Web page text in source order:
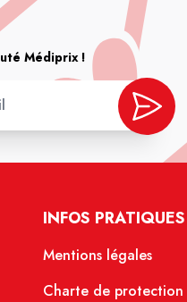
Médiprix !
INFOS PRATIQUES
Mentions légales
Charte de protection